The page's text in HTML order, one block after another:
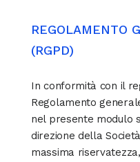
REGOLAMENTO
(RGPD)
In conformità con il
Regolamento
nel presente modulo
direzione della
massima